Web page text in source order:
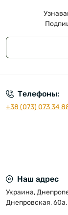
Телефоны:
+38 (073) 073 34
Наш адрес
Украина,
Днепровская, 60а,